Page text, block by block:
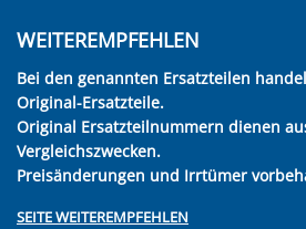
WEITEREMPFEHLEN
Bei den genannten Ersatzteilen
Original-Ersatzteile.
Original Ersatzteilnummern dienen
Vergleichszwecken.
Preisänderungen und Irrtümer
SEITE WEITEREMPFEHLEN